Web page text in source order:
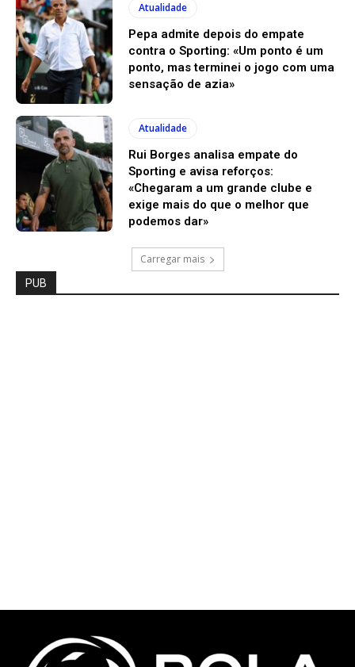
Atualidade
Pepa admite depois do empate
contra o Sporting: «Um ponto é um
ponto, mas terminei o jogo com uma
sensação de azia»
Atualidade
Rui Borges analisa empate do
Sporting e avisa reforços:
«Chegaram a um grande clube e
exige mais do que o melhor que
podemos dar»
Carregar mais
PUB